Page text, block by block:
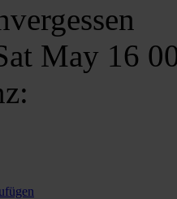
May 16